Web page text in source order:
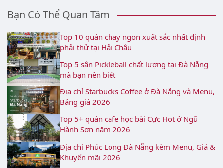
Bạn Có Thể Quan Tâm
Top 10 quán chay ngon xuất sắc nhất định
phải thử tại Hải Châu
Top 5 sân Pickleball chất lượng tại Đà Nẵng
mà bạn nên biết
Địa chỉ Starbucks Coffee ở Đà Nẵng và Menu,
Bảng giá 2026
Top 5+ quán cafe học bài Cực Hot ở Ngũ
Hành Sơn năm 2026
Địa chỉ Phúc Long Đà Nẵng kèm Menu, Giá &
Khuyến mãi 2026